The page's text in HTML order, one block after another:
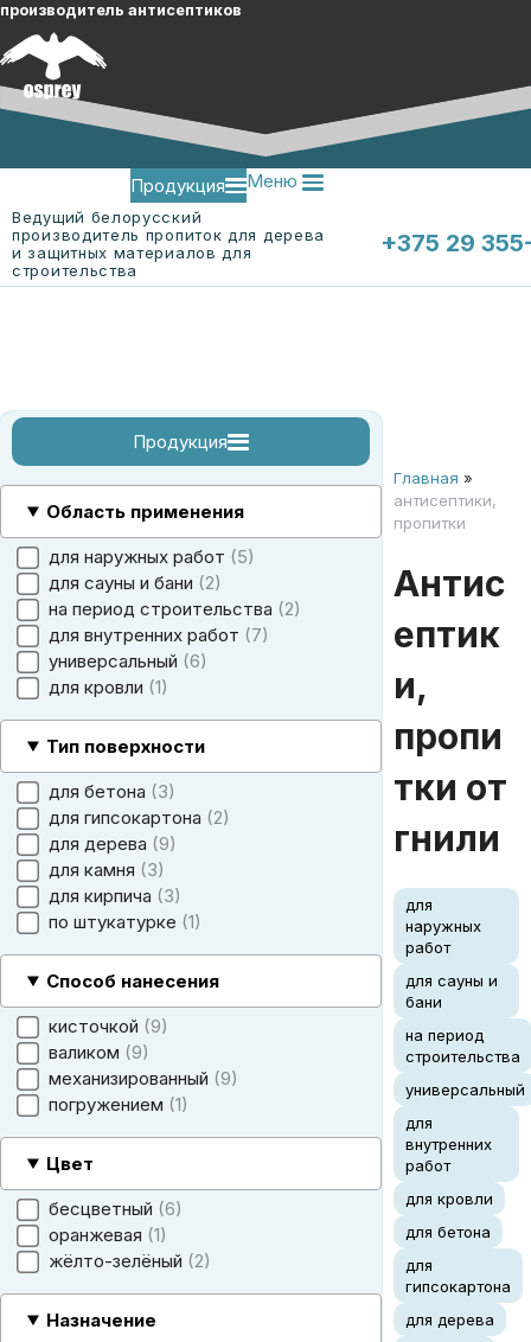
производитель антисептиков
Продукция Меню
Ведущий белорусский
производитель пропиток для дерева
и защитных материалов для
строительства
+375 29
Продукция
Область применения
для наружных работ
5
для сауны и бани 2
на период строительства 2
для внутренних работ
7
универсальный 6
для кровли 1
Тип поверхности
для бетона
3
для гипсокартона 2
для дерева 9
для камня
3
для кирпича
3
по штукатурке 1
Способ нанесения
кисточкой 9
валиком 9
механизированный 9
погружением 1
Цвет
бесцветный 6
оранжевая 1
жёлто-зелёный 2
Назначение
Главная »
антисептики,
пропитки
Антис
ептик
и,
пропи
тки от
гнили
для
наружных
работ
для сауны и
бани
на период
строительства
универсальный
для
внутренних
работ
для кровли
для бетона
для
гипсокартона
для дерева